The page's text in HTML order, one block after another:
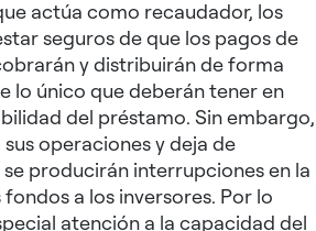
actúa como recaudador, los
seguros de que los pagos de
y distribuirán de forma
lo único que deberán tener en
del préstamo. Sin embargo,
operaciones y deja de
producirán interrupciones en la
a los inversores. Por lo
atención a la capacidad del